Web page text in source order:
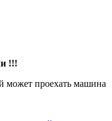
!!!
может проехать машина